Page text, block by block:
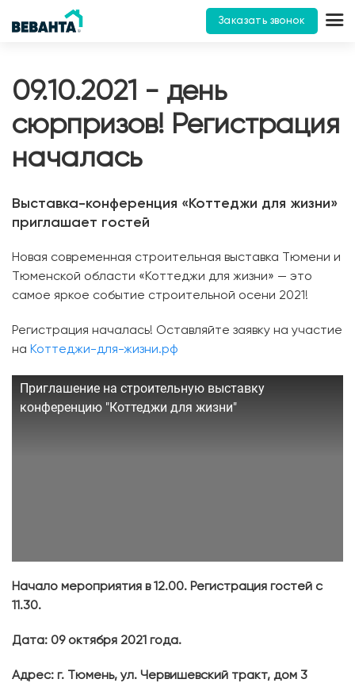
Заказать звонок
09.10.2021 - день
сюрпризов! Регистрация
началась
Выставка-конференция «Коттеджи для жизни»
приглашает гостей
Новая современная строительная выставка Тюмени и
Тюменской области «Коттеджи для жизни» — это
самое яркое событие строительной осени 2021!
Регистрация началась! Оставляйте заявку на участие
на Коттеджи-для-жизни.рф
Приглашение на строительную выставку
конференцию "Коттеджи для жизни"
Начало мероприятия в 12.00. Регистрация гостей с
11.30.
Дата: 09 октября 2021 года.
Адрес: г. Тюмень, ул. Червишевский тракт, дом 3